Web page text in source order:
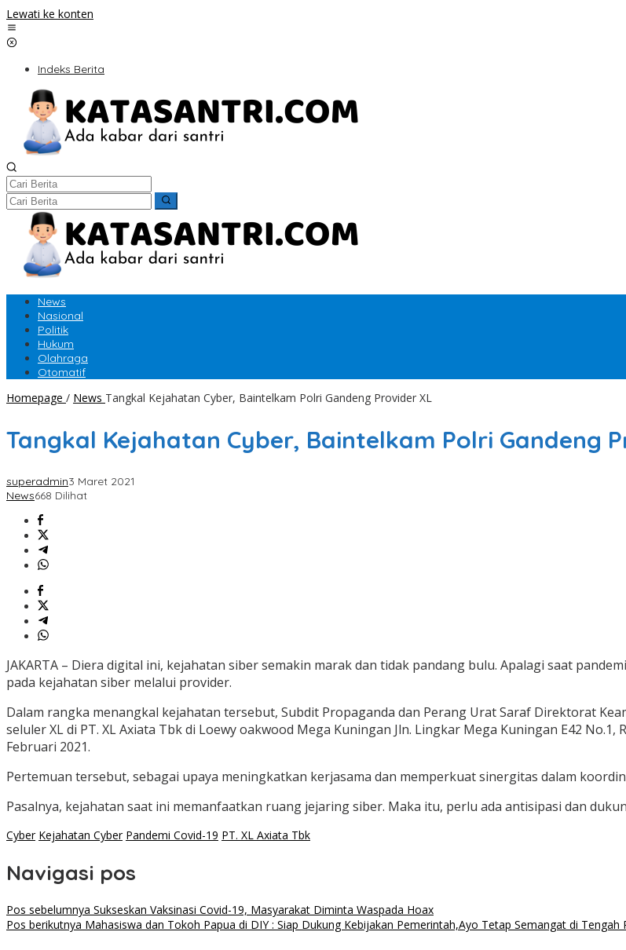
Lewati ke konten
Indeks Berita
News
Nasional
Politik
Hukum
Olahraga
Otomatif
Homepage / News Tangkal Kejahatan Cyber, Baintelkam Polri Gandeng Provider XL
Tangkal Kejahatan Cyber, Baintelkam Polri Gandeng
superadmin3 Maret 2021
News668 Dilihat
JAKARTA – Diera digital ini, kejahatan siber semakin marak dan tidak pandang bulu. Apalagi saat
pada kejahatan siber melalui provider.
Dalam rangka menangkal kejahatan tersebut, Subdit Propaganda dan Perang Urat Saraf Direktorat
seluler XL di PT. XL Axiata Tbk di Loewy oakwood Mega Kuningan Jln. Lingkar Mega Kuningan E42
Februari 2021.
Pertemuan tersebut, sebagai upaya meningkatkan kerjasama dan memperkuat sinergitas dalam
Pasalnya, kejahatan saat ini memanfaatkan ruang jejaring siber. Maka itu, perlu ada antisipasi dan
Cyber Kejahatan Cyber Pandemi Covid-19 PT. XL Axiata Tbk
Navigasi pos
Pos sebelumnya Sukseskan Vaksinasi Covid-19, Masyarakat Diminta Waspada Hoax
Pos berikutnya Mahasiswa dan Tokoh Papua di DIY : Siap Dukung Kebijakan Pemerintah,Ayo Tetap Semangat di Tengah